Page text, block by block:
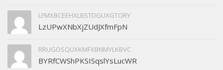
LFMXBCEEHXLBSTDGUXGTORY
LzUPwXNbXjZUdJXfmFpN
RRUGOSQUXKMFXBNMYLKBVC
BYRfCWShPKSISqslYsLucWR